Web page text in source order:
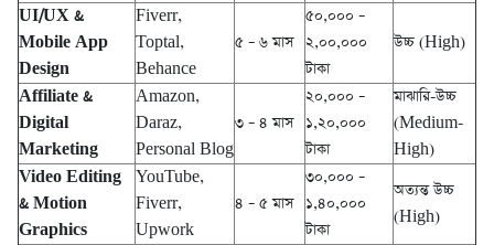
UI/UX &
Mobile App
Design
Fiverr,
Toptal,
Behance
৫ – ৬ মাস
৫০,০০০ –
২,০০,০০০
টাকা
উচ্চ (High)
Affiliate &
Digital
Marketing
Amazon,
Daraz,
Personal Blog
৩ – ৪ মাস
২০,০০০ –
১,২০,০০০
টাকা
মাঝারি-উচ্চ
(Medium-
High)
Video Editing
& Motion
Graphics
YouTube,
Fiverr,
Upwork
৪ – ৫ মাস
৩০,০০০ –
১,৪০,০০০
টাকা
অত্যন্ত উচ্চ
(High)